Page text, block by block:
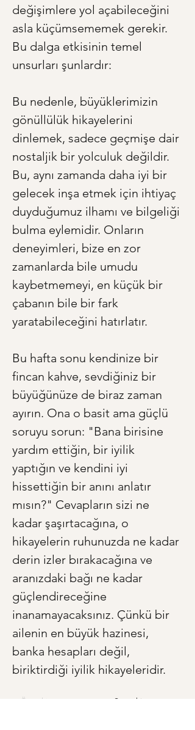
değişimlere yol açabileceğini
asla küçümsememek gerekir.
Bu dalga etkisinin temel
unsurları şunlardır:
Bu nedenle, büyüklerimizin
gönüllülük hikayelerini
dinlemek, sadece geçmişe dair
nostaljik bir yolculuk değildir.
Bu, aynı zamanda daha iyi bir
gelecek inşa etmek için ihtiyaç
duyduğumuz ilhamı ve bilgeliği
bulma eylemidir. Onların
deneyimleri, bize en zor
zamanlarda bile umudu
kaybetmemeyi, en küçük bir
çabanın bile bir fark
yaratabileceğini hatırlatır.
Bu hafta sonu kendinize bir
fincan kahve, sevdiğiniz bir
büyüğünüze de biraz zaman
ayırın. Ona o basit ama güçlü
soruyu sorun: "Bana birisine
yardım ettiğin, bir iyilik
yaptığın ve kendini iyi
hissettiğin bir anını anlatır
mısın?" Cevapların sizi ne
kadar şaşırtacağına, o
hikayelerin ruhunuzda ne kadar
derin izler bırakacağına ve
aranızdaki bağı ne kadar
güçlendireceğine
inanamayacaksınız. Çünkü bir
ailenin en büyük hazinesi,
banka hesapları değil,
biriktirdiği iyilik hikayeleridir.
< Önceki Sonraki >